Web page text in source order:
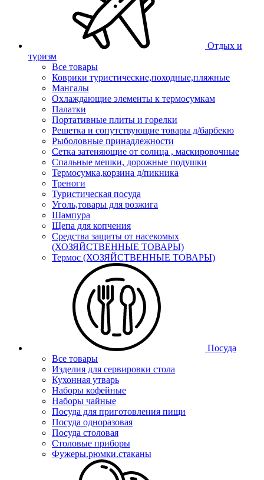
Отдых и
туризм
Все товары
Коврики туристические,походные,пляжные
Мангалы
Охлаждающие элементы к термосумкам
Палатки
Портативные плиты и горелки
Решетка и сопутствующие товары д/барбекю
Рыболовные принадлежности
Сетка затеняющие от солнца , маскировочные
Спальные мешки, дорожные подушки
Термосумка,корзина д/пикника
Треноги
Туристическая посуда
Уголь,товары для розжига
Шампура
Щепа для копчения
Средства защиты от насекомых
(ХОЗЯЙСТВЕННЫЕ ТОВАРЫ)
Термос (ХОЗЯЙСТВЕННЫЕ ТОВАРЫ)
Посуда
Все товары
Изделия для сервировки стола
Кухонная утварь
Наборы кофейные
Наборы чайные
Посуда для приготовления пищи
Посуда одноразовая
Посуда столовая
Столовые приборы
Фужеры.рюмки.стаканы